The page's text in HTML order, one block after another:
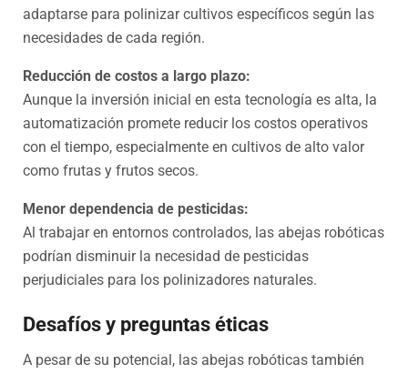
adaptarse para polinizar cultivos específicos según las
necesidades de cada región.
Reducción de costos a largo plazo:
Aunque la inversión inicial en esta tecnología es alta, la
automatización promete reducir los costos operativos
con el tiempo, especialmente en cultivos de alto valor
como frutas y frutos secos.
Menor dependencia de pesticidas:
Al trabajar en entornos controlados, las abejas robóticas
podrían disminuir la necesidad de pesticidas
perjudiciales para los polinizadores naturales.
Desafíos y preguntas éticas
A pesar de su potencial, las abejas robóticas también